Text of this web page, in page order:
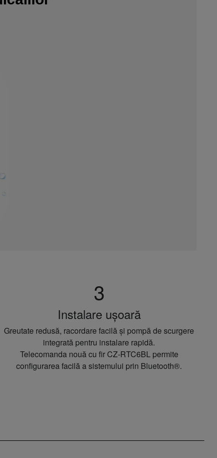
3
Instalare ușoară
Greutate redusă, racordare facilă și pompă de scurgere
integrată pentru instalare rapidă.
Telecomanda nouă cu fir CZ-RTC6BL permite
configurarea facilă a sistemului prin Bluetooth®.